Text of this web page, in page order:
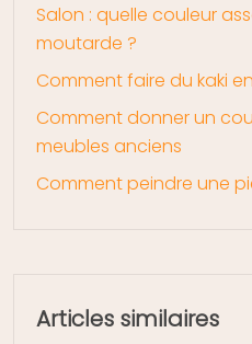
Salon : quelle couleur
moutarde ?
Comment faire du kaki
Comment donner un
meubles anciens
Comment peindre une
Articles similaires